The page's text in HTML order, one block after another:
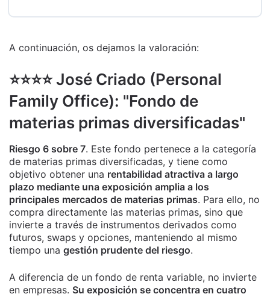
A continuación, os dejamos la valoración:
⭐️⭐️⭐️⭐️ José Criado (Personal
Family Office): "Fondo de
materias primas diversificadas"
Riesgo 6 sobre 7. Este fondo pertenece a la categoría
de materias primas diversificadas, y tiene como
objetivo obtener una rentabilidad atractiva a largo
plazo mediante una exposición amplia a los
principales mercados de materias primas. Para ello, no
compra directamente las materias primas, sino que
invierte a través de instrumentos derivados como
futuros, swaps y opciones, manteniendo al mismo
tiempo una gestión prudente del riesgo.
A diferencia de un fondo de renta variable, no invierte
en empresas. Su exposición se concentra en cuatro